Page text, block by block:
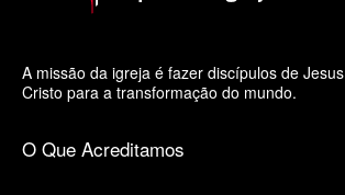
A missão da igreja é fazer discípulos de Jesus
Cristo para a transformação do mundo.
O Que Acreditamos